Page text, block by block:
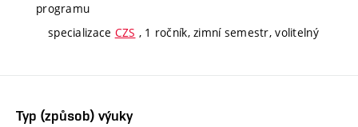
programu
specializace CZS , 1 ročník, zimní semestr, volitelný
Typ (způsob) výuky